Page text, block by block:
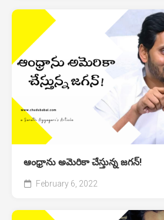
ఆంధ్రాను అమెరికా చేస్తున్న జగన్!
February 6, 2022